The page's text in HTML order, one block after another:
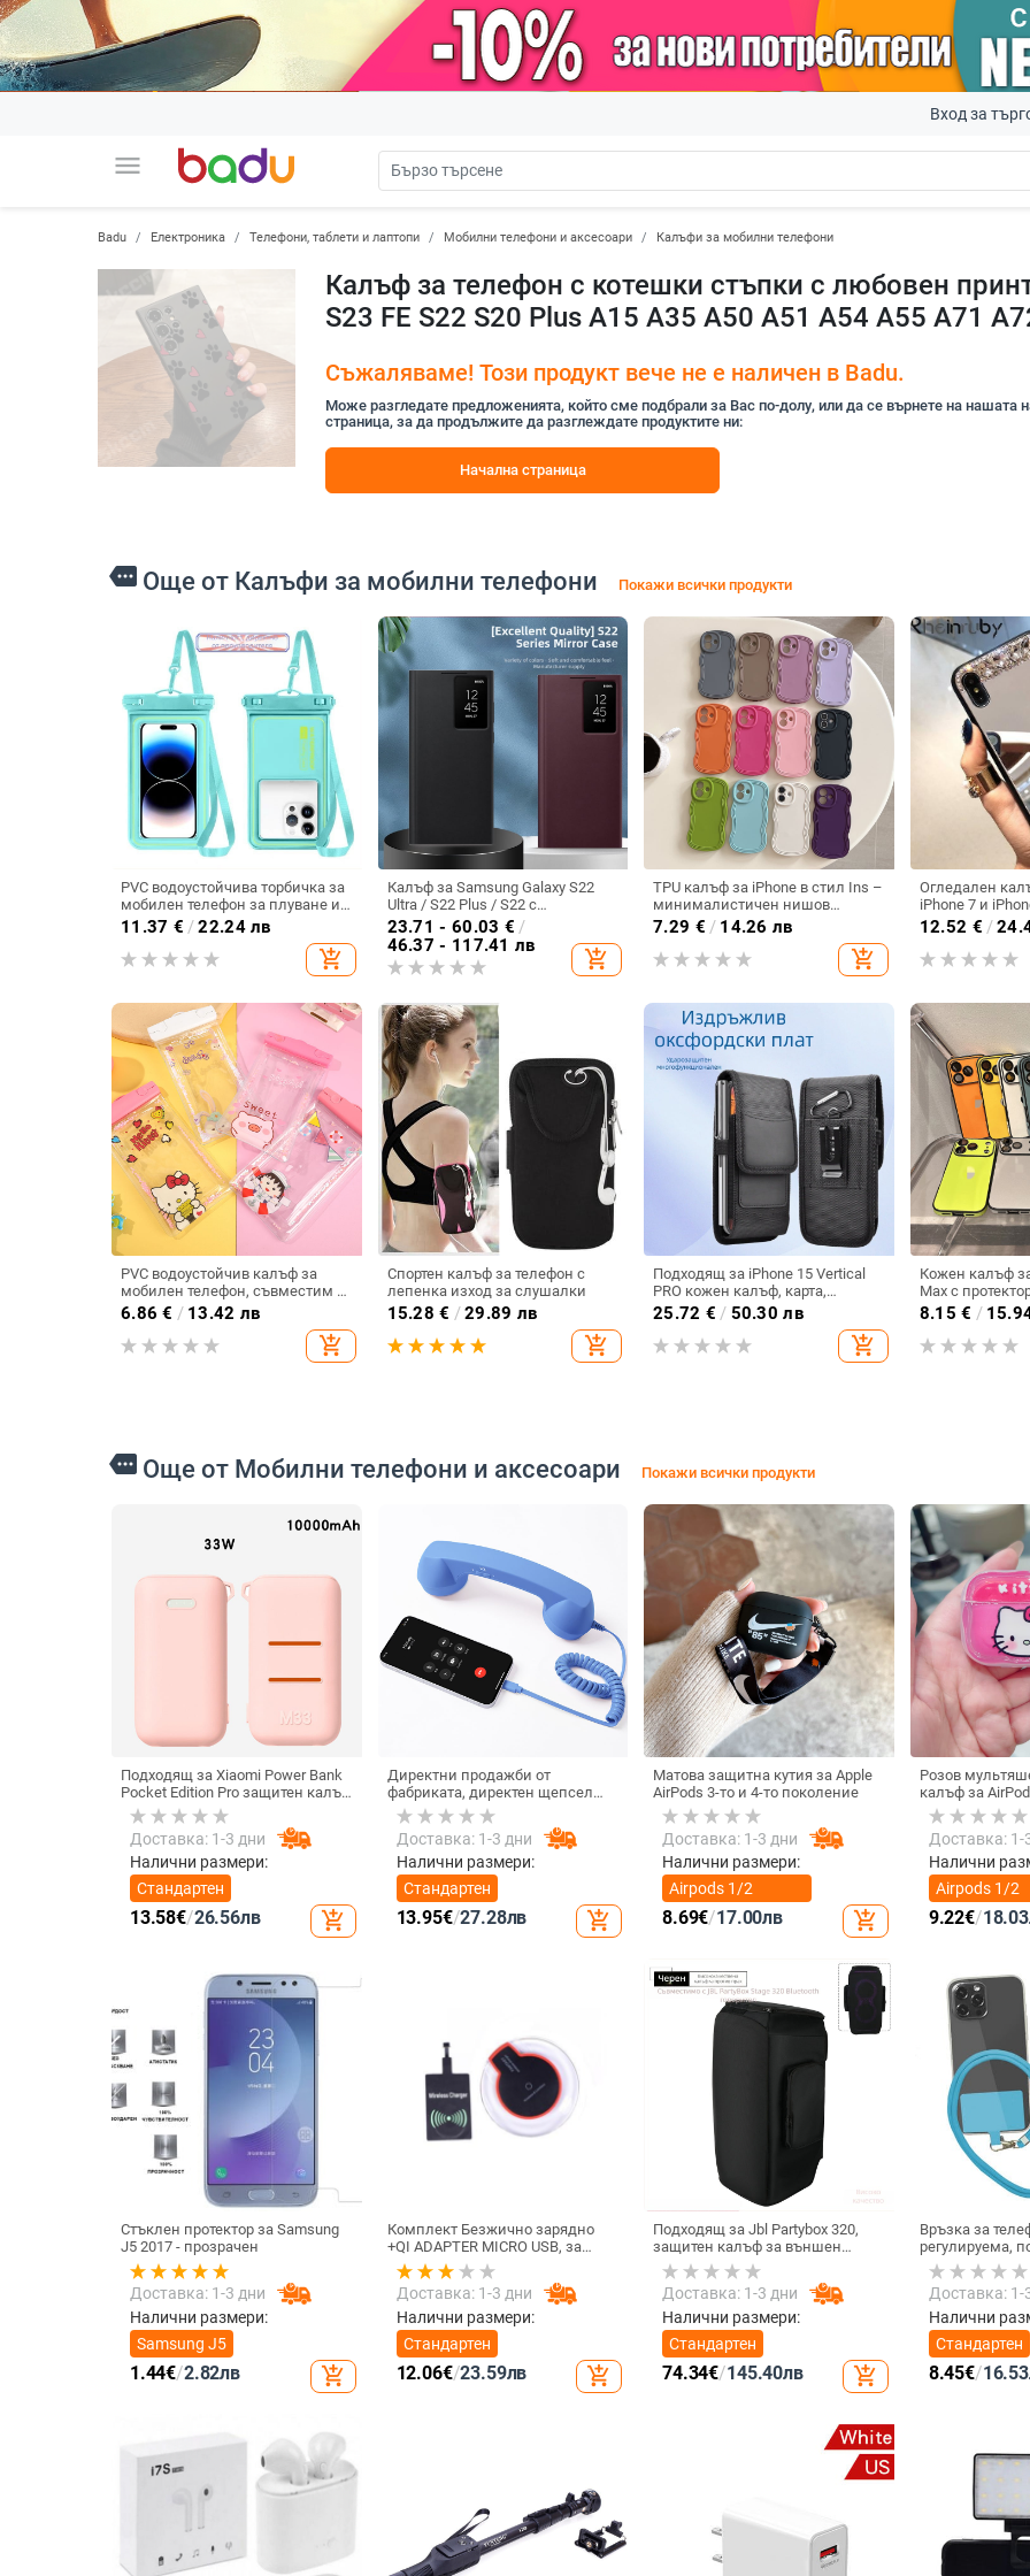
menu
Вход за
Badu Електроника Телефони, таблети и лаптопи Мобилни телефони и аксесоари Калъфи за мобилни телефони
Калъф за телефон с котешки стъпки с любовен
S23 FE S22 S20 Plus A15 A35 A50 A51 A54 A55 A71
Съжаляваме! Този продукт вече не е наличен в Badu.
Може разгледате предложенията, който сме подбрали за Вас по-долу, или да се върнете на нашата
страница, за да продължите да разглеждате продуктите ни:
Начална страница
more Още от Калъфи за мобилни телефони Покажи всички продукти
PVC водоустойчива торбичка за
мобилен телефон за плуване и
гмуркане, съвместима със
сензорен екран, самозатваряща
се торба
11.37 € /22.24 лв
add_shopping_cart
Калъф за Samsung Galaxy S22
Ultra / S22 Plus / S22 с
интелигентно прозорче и
защита при заспиване, без
разгъване на капака
23.71 - 60.03 € /
46.37 - 117.41 лв
add_shopping_cart
TPU калъф за iPhone в стил Ins –
минималистичен нишов
дизайн, мек калъф с
вълнообразен ръб, устойчив на
изпускане и на отпечатъци,
7.29 € / 14.26 лв
add_shopping_cart
Огледален
iPhone 7 и
12.52 € /
PVC водоустойчив калъф за
мобилен телефон, съвместим с
устройства до 7.2 инча, печат на
лого, персонализиране (PVC •
водоустойчив • до 7.2 инча •
6.86 € / 13.42 лв
add_shopping_cart
Спортен калъф за телефон с
лепенка изход за слушалки
15.28 € /29.89 лв
add_shopping_cart
Подходящ за iPhone 15 Vertical
PRO кожен калъф, карта,
оксфордски плат, найлонов
плат, колан, чанта за кръста на
мобилен телефон
25.72 € / 50.30 лв
add_shopping_cart
Кожен калъф
Max с
пълен обхват и
твърд кейс
8.15 € /
more Още от Мобилни телефони и аксесоари Покажи всички продукти
Подходящ за Xiaomi Power Bank
Pocket Edition Pro защитен калъф
33W силиконов 10000mA
неплъзгащ се защитен калъф за
Power Bank
Доставка: 1-3 дни
Налични размери:
Стандартен
13.58€/26.56лв add_shopping_cart
Директни продажби от
фабриката, директен щепсел
тип C, мобилен телефон, Douyin
Internet Celebrity, електрически
микрофон, слушалки с C порт,
кабелна слушалка
Доставка: 1-3 дни
Налични размери:
Стандартен
13.95€/27.28лв add_shopping_cart
Матова защитна кутия за Apple
AirPods 3-то и 4-то поколение
Доставка: 1-3 дни
Налични размери:
Airpods 1/2
поколение
8.69€/17.00лв add_shopping_cart
Розов
калъф за
котка
Доставка: 1-
Налични
Airpods 1/2
поколение
9.22€/18.03
Стъклен протектор за Samsung
J5 2017 - прозрачен
Доставка: 1-3 дни
Налични размери:
Samsung J5
1.44€/2.82лв add_shopping_cart
Комплект Безжично зарядно
+QI ADAPTER MICRO USB, за
телефон + Qi Безжичен
приемник с micro USB-черен
цвят
Доставка: 1-3 дни
Налични размери:
Стандартен
12.06€/23.59лв add_shopping_cart
Подходящ за Jbl Partybox 320,
защитен калъф за външен
високоговорител, калъф за
количка Stage 320 Audio,
прахозащитно покритие.
Доставка: 1-3 дни
Налични размери:
Стандартен
74.34€/145.40лв add_shopping_cart
Връзка за
регулируема,
за врата,
за мобилни
мобилен
врата,
Доставка: 1-
Налични
Стандартен
8.45€/16.53